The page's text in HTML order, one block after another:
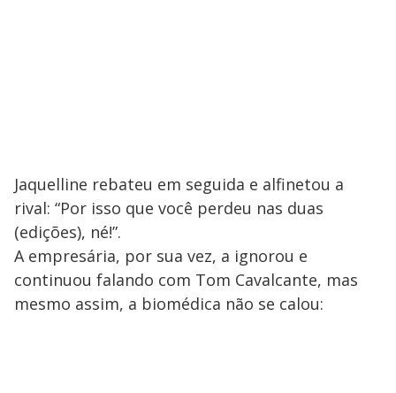
Jaquelline rebateu em seguida e alfinetou a
rival: “Por isso que você perdeu nas duas
(edições), né!”.
A empresária, por sua vez, a ignorou e
continuou falando com Tom Cavalcante, mas
mesmo assim, a biomédica não se calou: